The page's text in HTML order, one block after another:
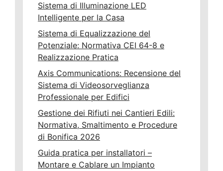
Sistema di Illuminazione LED
Intelligente per la Casa
Sistema di Equalizzazione del
Potenziale: Normativa CEI 64-8 e
Realizzazione Pratica
Axis Communications: Recensione del
Sistema di Videosorveglianza
Professionale per Edifici
Gestione dei Rifiuti nei Cantieri Edili:
Normativa, Smaltimento e Procedure
di Bonifica 2026
Guida pratica per installatori –
Montare e Cablare un Impianto